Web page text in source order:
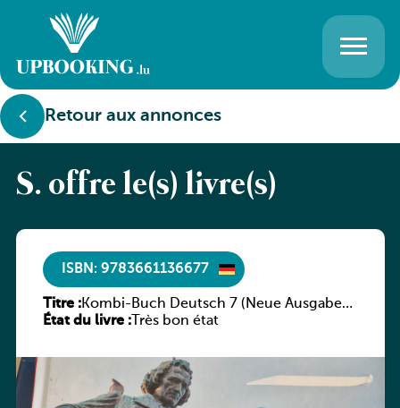
Retour aux annonces
S. offre le(s) livre(s)
ISBN: 9783661136677
Titre :Kombi-Buch Deutsch 7 (Neue Ausgabe
Luxemburg)
État du livre :Très bon état